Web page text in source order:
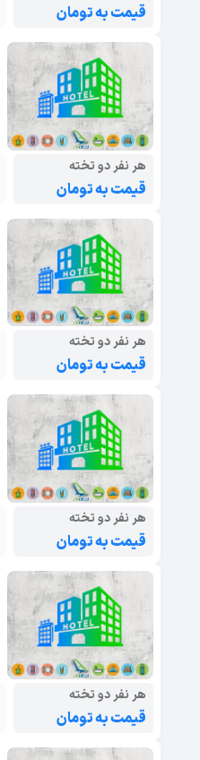
قیمت به تومان
هر نفر دو تخته
قیمت به تومان
هر نفر دو تخته
قیمت به تومان
هر نفر دو تخته
قیمت به تومان
هر نفر دو تخته
قیمت به تومان